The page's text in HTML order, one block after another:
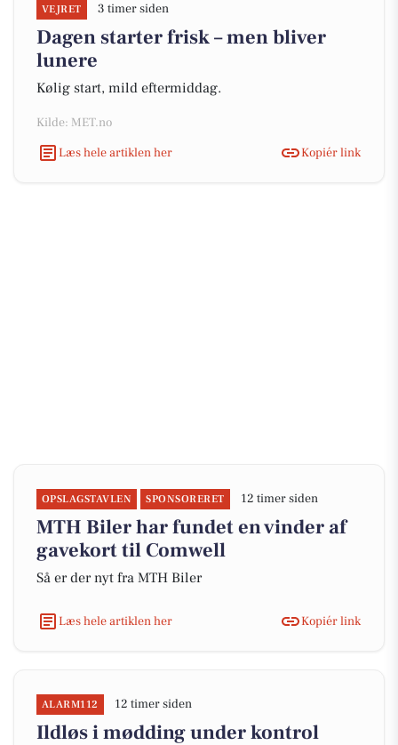
VEJRET 3 timer siden
Dagen starter frisk – men bliver
lunere
Kølig start, mild eftermiddag.
Kilde: MET.no
Læs hele artiklen her
Kopiér link
OPSLAGSTAVLEN SPONSORERET 12 timer siden
MTH Biler har fundet en vinder af
gavekort til Comwell
Så er der nyt fra MTH Biler
Læs hele artiklen her Kopiér link
ALARM112 12 timer siden
Ildløs i mødding under kontrol